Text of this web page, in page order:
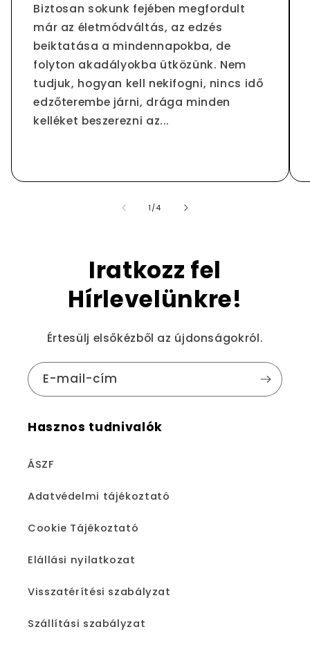
Biztosan sokunk fejében megfordult
már az életmódváltás, az edzés
beiktatása a mindennapokba, de
folyton akadályokba ütközünk. Nem
tudjuk, hogyan kell nekifogni, nincs idő
edzőterembe járni, drága minden
kelléket beszerezni az...
1 //4
Iratkozz fel
Hírlevelünkre!
Értesülj elsőkézből az újdonságokról.
E-mail-cím
Hasznos tudnivalók
ÁSZF
Adatvédelmi tájékoztató
Cookie Tájékoztató
Elállási nyilatkozat
Visszatérítési szabályzat
Szállítási szabályzat